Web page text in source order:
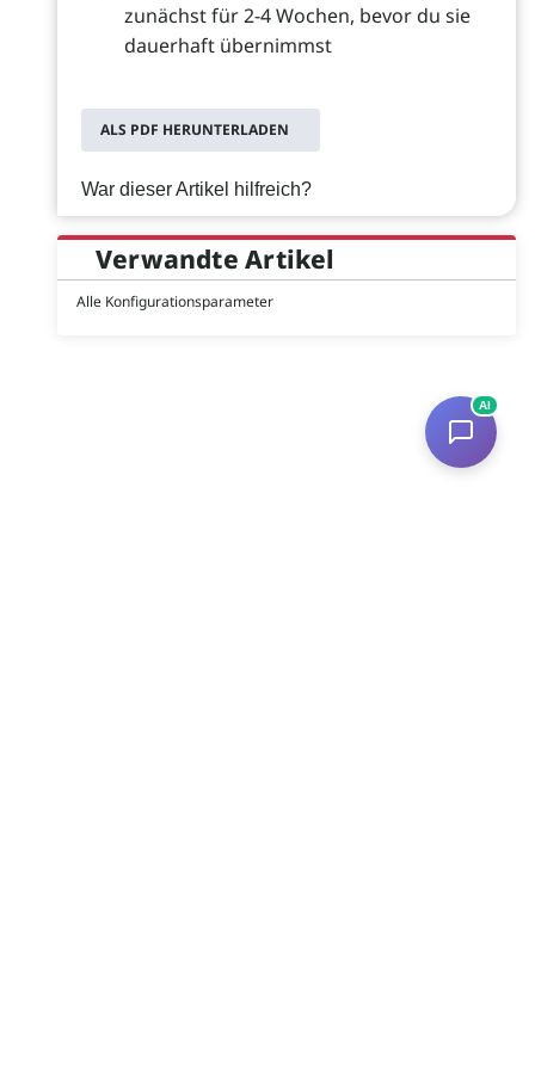
zunächst für 2-4 Wochen, bevor du sie
dauerhaft übernimmst
ALS PDF HERUNTERLADEN
War dieser Artikel hilfreich?
Verwandte Artikel
Alle Konfigurationsparameter
AI